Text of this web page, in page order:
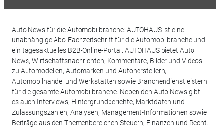
Auto News für die Automobilbranche: AUTOHAUS ist eine
unabhängige Abo-Fachzeitschrift für die Automobilbranche und
ein tagesaktuelles B2B-Online-Portal. AUTOHAUS bietet Auto
News, Wirtschaftsnachrichten, Kommentare, Bilder und Videos
zu Automodellen, Automarken und Autoherstellern,
Automobilhandel und Werkstätten sowie Branchendienstleistern
für die gesamte Automobilbranche. Neben den Auto News gibt
es auch Interviews, Hintergrundberichte, Marktdaten und
Zulassungszahlen, Analysen, Management-Informationen sowie
Beiträge aus den Themenbereichen Steuern, Finanzen und Recht.